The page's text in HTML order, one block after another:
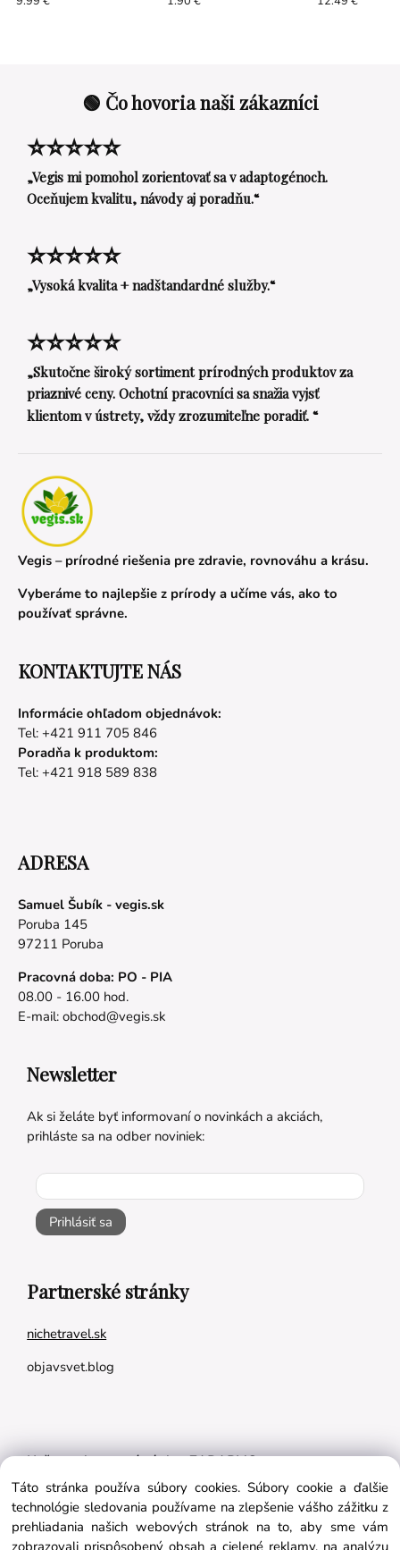
🟢 Čo hovoria naši zákazníci
⭐⭐⭐⭐⭐
„Vegis mi pomohol zorientovať sa v adaptogénoch.
Oceňujem kvalitu, návody aj poradňu.“
⭐⭐⭐⭐⭐
„Vysoká kvalita + nadštandardné služby.“
⭐⭐⭐⭐⭐
„Skutočne široký sortiment prírodných produktov za
priaznivé ceny. Ochotní pracovníci sa snažia vyjsť
klientom v ústrety, vždy zrozumiteľne poradiť. “
Vegis – prírodné riešenia pre zdravie, rovnováhu a krásu.
Vyberáme to najlepšie z prírody a učíme vás, ako to
používať správne.
KONTAKTUJTE NÁS
Informácie ohľadom objednávok:
Tel: +421 911 705 846
Poradňa k produktom:
Tel: +421 918 589 838
ADRESA
Samuel Šubík - vegis.sk
Poruba 145
97211 Poruba
Pracovná doba: PO - PIA
08.00 - 16.00 hod.
E-mail: obchod@vegis.sk
Newsletter
Ak si želáte byť informovaní o novinkách a akciách,
prihláste sa na odber noviniek:
Prihlásiť sa
Partnerské stránky
nichetravel.sk
objavsvet.blog
Naše appky pre vás úplne ZADARMO:
Tréningový plán na mieru
BMI kalkulačka
Táto stránka používa súbory cookies. Súbory cookie a ďalšie
technológie sledovania používame na zlepšenie vášho zážitku z
prehliadania našich webových stránok na to, aby sme vám